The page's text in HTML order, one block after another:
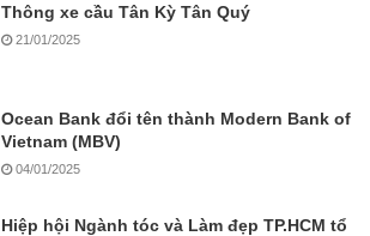
Thông xe cầu Tân Kỳ Tân Quý
21/01/2025
Ocean Bank đổi tên thành Modern Bank of
Vietnam (MBV)
04/01/2025
Hiệp hội Ngành tóc và Làm đẹp TP.HCM tổ